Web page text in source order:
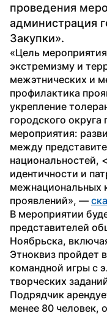
проведения
администрация
Закупки».
«Цель
экстремизму и
межэтнических и
профилактика
укрепление
городского
мероприятия:
между
национальностей,
идентичности и
межнациональных
проявлений», —
В мероприятии
представителей
Ноябрьска,
Этноквиз пройдет
командной игры с
творческих
Подрядчик
менее 80 человек,